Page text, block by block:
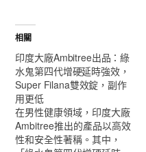
相關
印度大廠Ambitree出品：綠
水鬼第四代增硬延時強效，
Super Filana雙效錠，副作
用更低
在男性健康領域，印度大廠
Ambitree推出的產品以高效
性和安全性著稱。其中，